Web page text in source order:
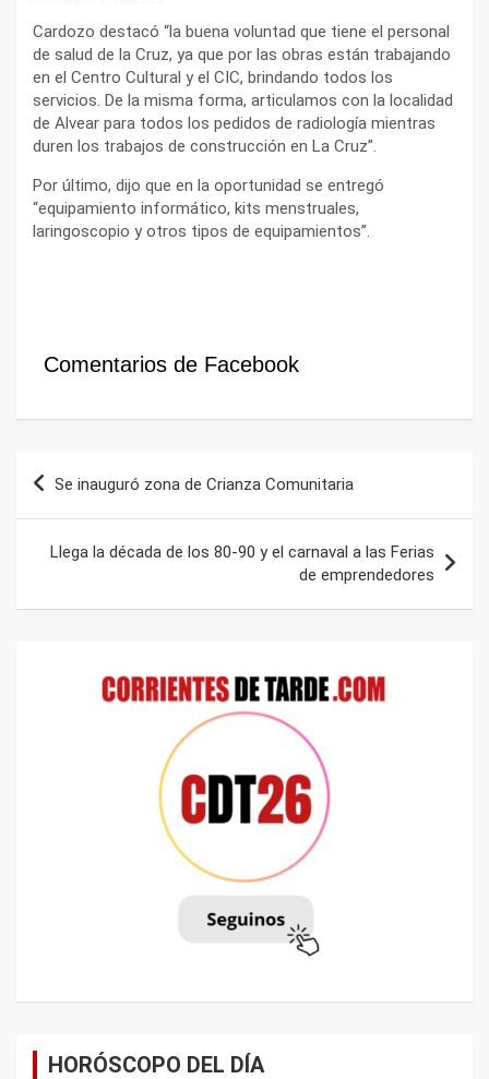
Cardozo destacó “la buena voluntad que tiene el personal
de salud de la Cruz, ya que por las obras están trabajando
en el Centro Cultural y el CIC, brindando todos los
servicios. De la misma forma, articulamos con la localidad
de Alvear para todos los pedidos de radiología mientras
duren los trabajos de construcción en La Cruz”.
Por último, dijo que en la oportunidad se entregó
“equipamiento informático, kits menstruales,
laringoscopio y otros tipos de equipamientos”.
Comentarios de Facebook
Navegación
Se inauguró zona de Crianza Comunitaria
Llega la década de los 80-90 y el carnaval a las Ferias
de emprendedores
HORÓSCOPO DEL DÍA